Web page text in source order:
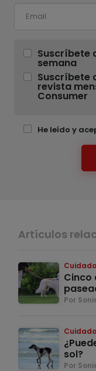
Suscríbete
semana
Suscríbete
revista
Consumer
He leído y
Artículos
Cinco
Por
sol?
Por